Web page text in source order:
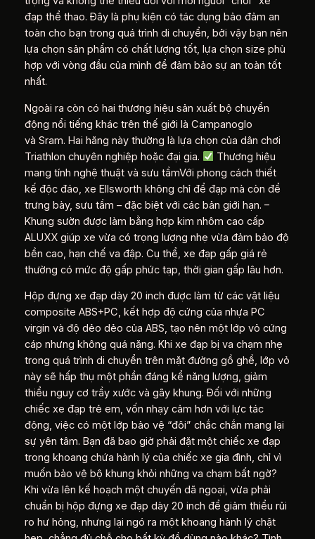
đạp thể thao. Đây là phụ kiện có tác dụng bảo đảm an
toàn cho bạn trong quá trình di chuyển, bởi vậy bạn nên
lựa chọn sản phẩm có chất lượng tốt, lựa chọn size phù
hợp với vòng đầu của mình để đảm bảo sự an toàn tốt
nhất.
Ngoài ra còn có hai thương hiệu sản xuất bộ chuyển
động nổi tiếng khác trên thế giới là Campanoglo
và Sram. Hai hãng này thường là lựa chọn của dân chơi
Triathlon chuyên nghiệp hoặc đại gia.
Thương hiệu
mang tính nghệ thuật và sưu tầmVới phong cách thiết
kế độc đáo, xe Ellsworth không chỉ để đạp mà còn để
trưng bày, sưu tầm – đặc biệt với các bản giới hạn. –
Khung sườn được làm bằng hợp kim nhôm cao cấp
ALUXX giúp xe vừa có trọng lượng nhẹ vừa đảm bảo độ
bền cao, hạn chế va đập. Cụ thể, xe đạp gấp giá rẻ
thường có mức độ gấp phức tạp, thời gian gấp lâu hơn.
Hộp đựng xe đạp dày 20 inch được làm từ các vật liệu
composite ABS+PC, kết hợp độ cứng của nhựa PC
virgin và độ dẻo dẻo của ABS, tạo nên một lớp vỏ cứng
cáp nhưng không quá nặng. Khi xe đạp bị va chạm nhẹ
trong quá trình di chuyển trên mặt đường gồ ghề, lớp vỏ
này sẽ hấp thụ một phần đáng kể năng lượng, giảm
thiểu nguy cơ trầy xước và gãy khung. Đối với những
chiếc xe đạp trẻ em, vốn nhạy cảm hơn với lực tác
động, việc có một lớp bảo vệ “đôi” chắc chắn mang lại
sự yên tâm. Bạn đã bao giờ phải đặt một chiếc xe đạp
trong khoang chứa hành lý của chiếc xe gia đình, chỉ vì
muốn bảo vệ bộ khung khỏi những va chạm bất ngờ?
Khi vừa lên kế hoạch một chuyến dã ngoại, vừa phải
chuẩn bị hộp đựng xe đạp dày 20 inch để giảm thiểu rủi
ro hư hỏng, nhưng lại ngó ra một khoang hành lý chật